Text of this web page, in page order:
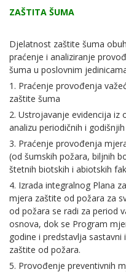
ZAŠTITA ŠUMA
Djelatnost zaštite šuma
praćenje i analiziranje
šuma u poslovnim
1. Praćenje provođenja
zaštite šuma
2. Ustrojavanje evidencija iz
analizu periodičnih i
3. Praćenje provođenja
(od šumskih požara, biljnih
štetnih biotskih i abiotskih
4. Izrada integralnog Plana
mjera zaštite od požara za
od požara se radi za period
osnova, dok se Program
godine i predstavlja
zaštite od požara.
5. Provođenje preventivnih